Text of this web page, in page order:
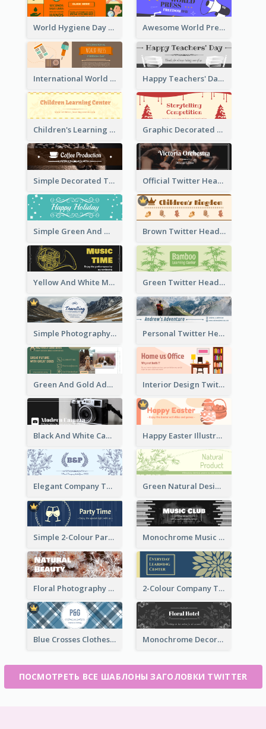
World Hygiene Day Promotion Twitter Header Awesome World Press Freedom Day Twitter Header
International World Press Freedom Day Twitter Header Happy Teachers' Day Twitter Header With Decorations Of Books
Children's Learning Center Twitter Header In Orange Colour Tone Graphic Decorated Twitter Header About Storytelling Competition
Simple Decorated Twitter Header About Coffee Official Twitter Header Of Orchestra
Simple Green And White Twitter Header With Theme Of Holiday Brown Twitter Header Created For Toy Store
Yellow And White Music Instrument Twitter Header About Orchestra Performance Green Twitter Header With Bamboo Decoration
Simple Photography Twitter Header Promoting Travelling Personal Twitter Header Of Hiker
Green And Gold Adoption Promotion Header Design Interior Design Twitter Header In Warm Colour Tone
Black And White Camera Twitter Header Happy Easter Illustrated Twitter Header
Elegant Company Twitter Header In Blue Colour Tone Green Natural Design Twitter Header
Simple 2-Colour Party Related Twitter Header Monochrome Music Club Twitter Header With Decorations
Floral Photography Twitter Header 2-Colour Company Twitter Header
Blue Crosses Clothes Store Twitter Header Monochrome Decorated Hotel Twitter Header
ПОСМОТРЕТЬ ВСЕ ШАБЛОНЫ ЗАГОЛОВКИ TWITTER